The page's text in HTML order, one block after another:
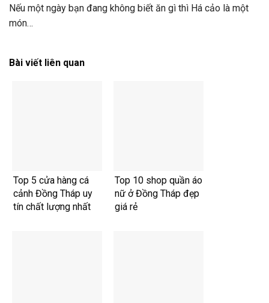
Nếu một ngày bạn đang không biết ăn gì thì Há cảo là một
món…
Bài viết liên quan
Top 5 cửa hàng cá
cảnh Đồng Tháp uy
tín chất lượng nhất
Top 10 shop quần áo
nữ ở Đồng Tháp đẹp
giá rẻ